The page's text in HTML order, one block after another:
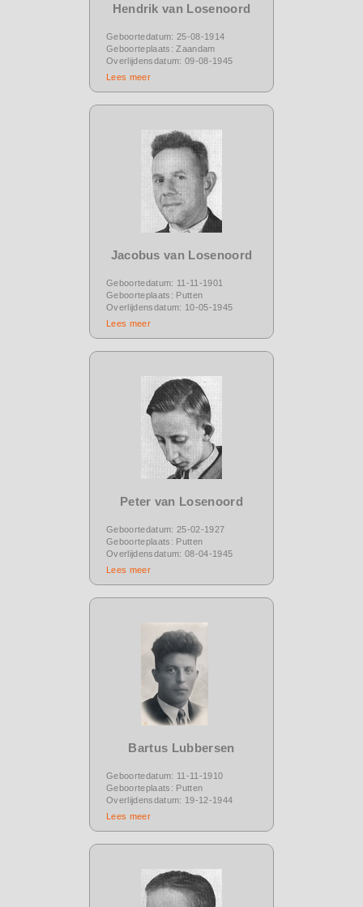
Hendrik van Losenoord
Geboortedatum: 25-08-1914
Geboorteplaats: Zaandam
Overlijdensdatum: 09-08-1945
Lees meer
Jacobus van Losenoord
Geboortedatum: 11-11-1901
Geboorteplaats: Putten
Overlijdensdatum: 10-05-1945
Lees meer
Peter van Losenoord
Geboortedatum: 25-02-1927
Geboorteplaats: Putten
Overlijdensdatum: 08-04-1945
Lees meer
Bartus Lubbersen
Geboortedatum: 11-11-1910
Geboorteplaats: Putten
Overlijdensdatum: 19-12-1944
Lees meer